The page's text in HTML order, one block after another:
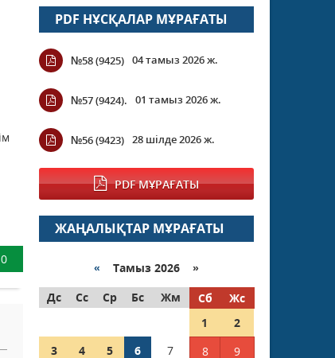
0
PDF НҰСҚАЛАР МҰРАҒАТЫ
№58 (9425) 04 тамыз 2026 ж.
№57 (9424). 01 тамыз 2026 ж.
№56 (9423) 28 шілде 2026 ж.
PDF МҰРАҒАТЫ
ЖАҢАЛЫҚТАР МҰРАҒАТЫ
« Тамыз 2026 »
Дс
Сс Ср Бс Жм Сб
Жс
1
2
3
4 5 6 7 8
9